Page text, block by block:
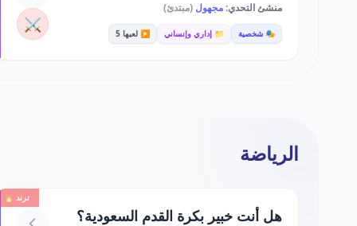
منشئ التحدي:مجهول (مبتدئ)
🎭 شخصية 📁 إداري وإنساني ▶️ لعبها 5 ⚔️
الرياضة
ترند 🔥
هل أنت خبير بكرة القدم السعودية؟